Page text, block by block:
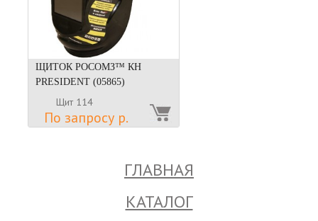
ЩИТОК РОСОМЗ™ КН
PRESIDENT (05865)
Щит 114
По запросу р.
ГЛАВНАЯ
КАТАЛОГ